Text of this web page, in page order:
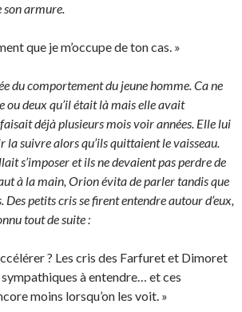
son armure.
que je m’occupe de ton cas. »
du comportement du jeune homme. Ca ne
ou deux qu’il était là mais elle avait
déjà plusieurs mois voir années. Elle lui
la suivre alors qu’ils quittaient le vaisseau.
s’imposer et ils ne devaient pas perdre de
à la main, Orion évita de parler tandis que
Des petits cris se firent entendre autour d’eux,
tout de suite :
? Les cris des Farfuret et Dimoret
à entendre… et ces
moins lorsqu’on les voit. »